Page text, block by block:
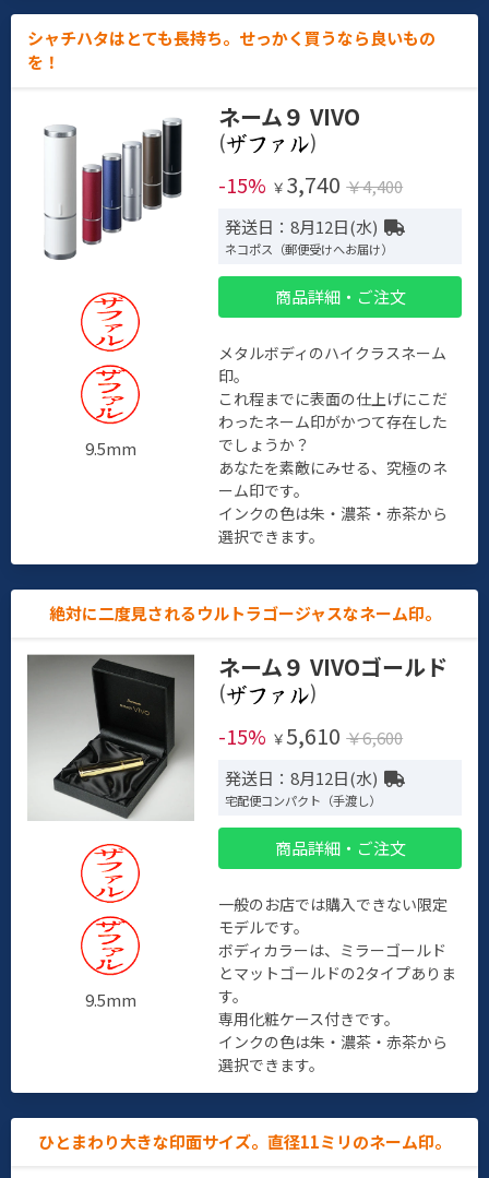
シャチハタはとても長持ち。せっかく買うなら良いもの
を！
9.5mm
ネーム９ VIVO
(
)
-15% ￥ 3,740 ￥4,400
発送日：8月12日(水)
ネコポス（郵便受けへお届け）
商品詳細・ご注文
メタルボディのハイクラスネーム
印。
これ程までに表面の仕上げにこだ
わったネーム印がかつて存在した
でしょうか？
あなたを素敵にみせる、究極のネ
ーム印です。
インクの色は朱・濃茶・赤茶から
選択できます。
絶対に二度見されるウルトラゴージャスなネーム印。
9.5mm
ネーム９ VIVOゴールド
(
)
-15% ￥ 5,610 ￥6,600
発送日：8月12日(水)
宅配便コンパクト（手渡し）
商品詳細・ご注文
一般のお店では購入できない限定
モデルです。
ボディカラーは、ミラーゴールド
とマットゴールドの2タイプありま
す。
専用化粧ケース付きです。
インクの色は朱・濃茶・赤茶から
選択できます。
ひとまわり大きな印面サイズ。直径11ミリのネーム印。